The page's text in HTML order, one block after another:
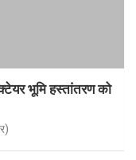
भूमि हस्तांतरण को